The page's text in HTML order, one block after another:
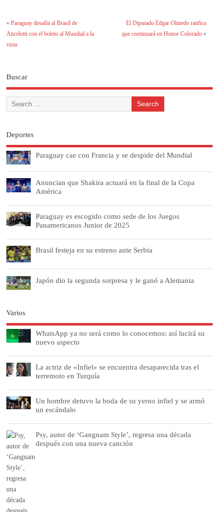
«Paraguay desafía al Brasil de
Ancelotti con el boleto al Mundial a la
vista
El Diputado Edgar Olmedo ratifica
que continuará en Honor Colorado»
Buscar
Deportes
Paraguay cae con Francia y se despide del Mundial
Anuncian que Shakira actuará en la final de la Copa
América
Paraguay es escogido como sede de los Juegos
Panamericanos Junior de 2025
Brasil festeja en su estreno ante Serbia
Japón dio la segunda sorpresa y le ganó a Alemania
Varios
WhatsApp ya no será como lo conocemos: así lucirá su
nuevo aspecto
La actriz de «Infiel» se encuentra desaparecida tras el
terremoto en Turquía
Un hombre detuvo la boda de su yerno infiel y se armó
un escándalo
Psy, autor de ‘Gangnam Style’, regresa una década
después con una nueva canción